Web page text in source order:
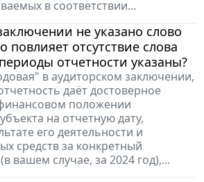
в соответствии...
не указано слово
повлияет отсутствие слова
отчетности указаны?
в аудиторском заключении,
даёт достоверное
положении
на отчетную дату,
его деятельности и
средств за конкретный
вашем случае, за 2024 год),...